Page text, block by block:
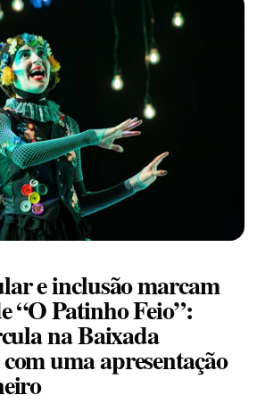
e inclusão marcam
“O Patinho Feio”:
na Baixada
uma apresentação